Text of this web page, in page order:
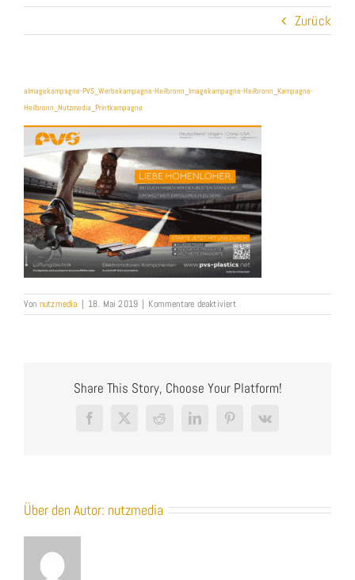
Zurück
aImagekampagne-PVS_Werbekampagne-Heilbronn_Imagekampagne-Heilbronn_Kampagne-
Heilbronn_Nutzmedia_Printkampagne
Von nutzmedia | 18. Mai 2019 | Kommentare deaktiviertfür
aImagekampagne-
Share This Story, Choose Your Platform!
Facebook
X RedditLinkedInPinterest
Vk
Über den Autor: nutzmedia